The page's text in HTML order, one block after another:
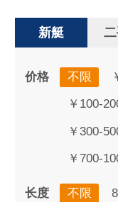
新艇
价格 不限
￥100-
￥300-
￥700-
长度 不限